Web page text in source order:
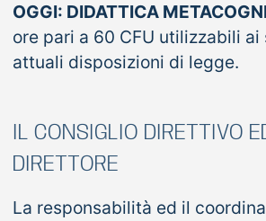
OGGI: DIDATTICA
ore pari a 60 CFU utilizzabili ai
attuali disposizioni di legge.
IL CONSIGLIO DIRETTIVO
DIRETTORE
La responsabilità ed il